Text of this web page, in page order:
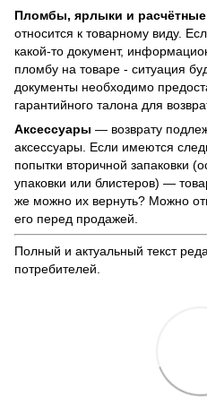
Пломбы, ярлыки и
относится к товарному виду.
какой-то документ,
пломбу на товаре - ситуация
документы необходимо
гарантийного талона для
Аксессуары — возврату
аксессуары. Если имеются
попытки вторичной запаковки
упаковки или блистеров) —
же можно их вернуть? Можно
его перед продажей.
Полный и актуальный текст
потребителей.